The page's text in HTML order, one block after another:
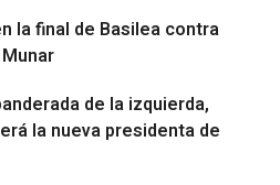
la final de Basilea contra
de la izquierda,
la nueva presidenta de